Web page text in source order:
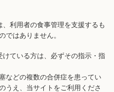
利用者の食事管理を支援するも
ではありません。
ている方は、必ずその指示・指
などの複数の合併症を患ってい
うえ、当サイトをご利用くださ